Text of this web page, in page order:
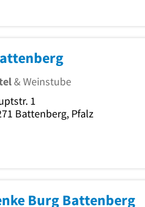
& Weinstube
1
Battenberg, Pfalz
Burg Battenberg